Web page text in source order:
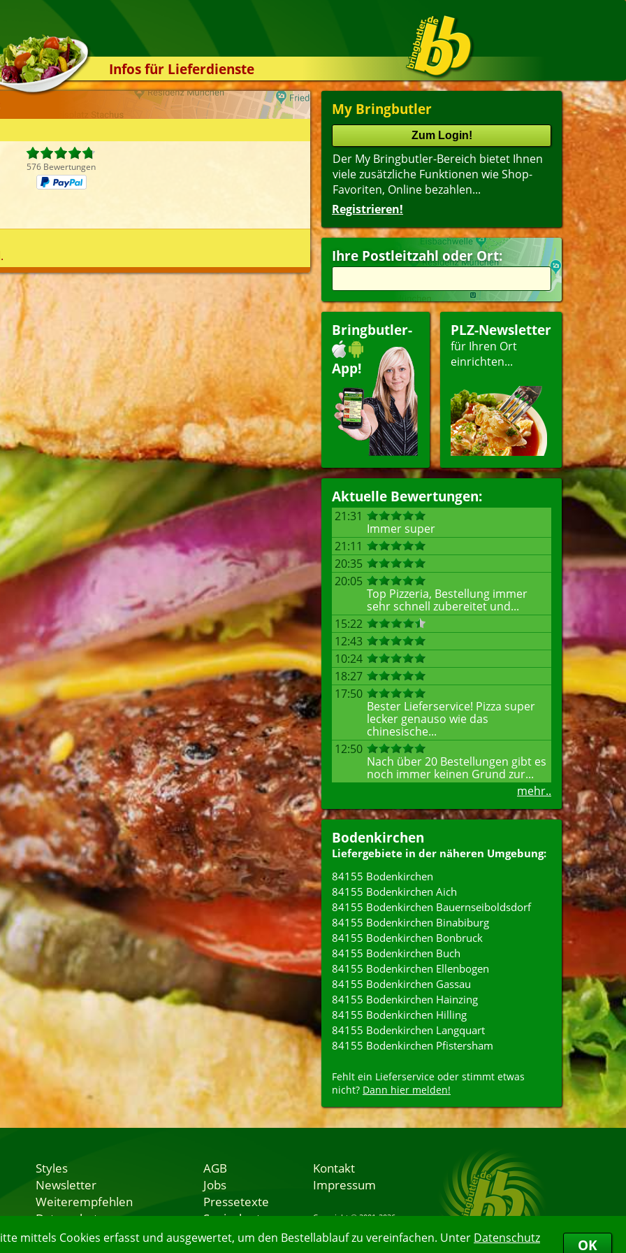
mittels Cookies erfasst und ausgewertet, um den Bestellablauf zu vereinfachen. Unter Datenschutz
OK
Infos für Lieferdienste
Kassensystem
Zuverlässigkeit
Styles
Kontakt
My Bringbutler
Der My Bringbutler-Bereich bietet Ihnen
viele zusätzliche Funktionen wie Shop-
Favoriten, Online bezahlen...
Registrieren!
Ihre Postleitzahl oder Ort:
Bringbutler-
App!
PLZ-Newsletter
für Ihren Ort
einrichten...
Aktuelle Bewertungen:
21:31
Immer super
21:11
20:35
20:05
Top Pizzeria, Bestellung immer
sehr schnell zubereitet und...
15:22
12:43
10:24
18:27
17:50
Bester Lieferservice! Pizza super
lecker genauso wie das
chinesische...
12:50
Nach über 20 Bestellungen gibt es
noch immer keinen Grund zur...
mehr..
Bodenkirchen
Liefergebiete in der näheren Umgebung:
84155 Bodenkirchen
84155 Bodenkirchen Aich
84155 Bodenkirchen Bauernseiboldsdorf
84155 Bodenkirchen Binabiburg
84155 Bodenkirchen Bonbruck
84155 Bodenkirchen Buch
84155 Bodenkirchen Ellenbogen
84155 Bodenkirchen Gassau
84155 Bodenkirchen Hainzing
84155 Bodenkirchen Hilling
84155 Bodenkirchen Langquart
84155 Bodenkirchen Pfistersham
Fehlt ein Lieferservice oder stimmt etwas
nicht? Dann hier melden!
576 Bewertungen
Styles
Newsletter
Weiterempfehlen
Datenschutz
Nutzungsbedingungen
AGB
Jobs
Pressetexte
Speisekarten
Lieferservice
Kontakt
Impressum
Copyright © 2001-2026
06.08.2026 23:58:54